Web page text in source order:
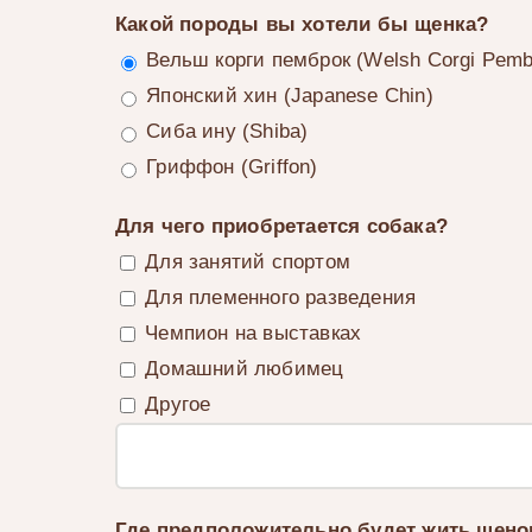
Какой породы вы хотели бы щенка?
Вельш корги пемброк (Welsh Corgi
Японский хин (Japanese Chin)
Сиба ину (Shiba)
Гриффон (Griffon)
Для чего приобретается собака?
Для занятий спортом
Для племенного разведения
Чемпион на выставках
Домашний любимец
Другое